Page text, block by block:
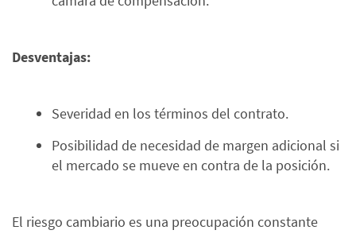
Desventajas:
Severidad en los términos del contrato.
Posibilidad de necesidad de margen adicional si
el mercado se mueve en contra de la posición.
El riesgo cambiario es una preocupación constante